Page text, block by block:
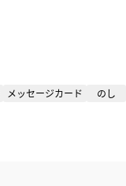
メッセージカード のし